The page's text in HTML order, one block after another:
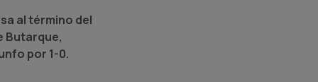
al término del
Butarque,
por 1-0.